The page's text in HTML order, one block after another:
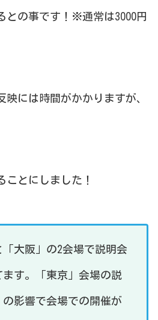
との事です！※通常は3000円
映には時間がかかりますが、
ことにしました！
「大阪」の2会場で説明会
す。「東京」会場の説
の影響で会場での開催が